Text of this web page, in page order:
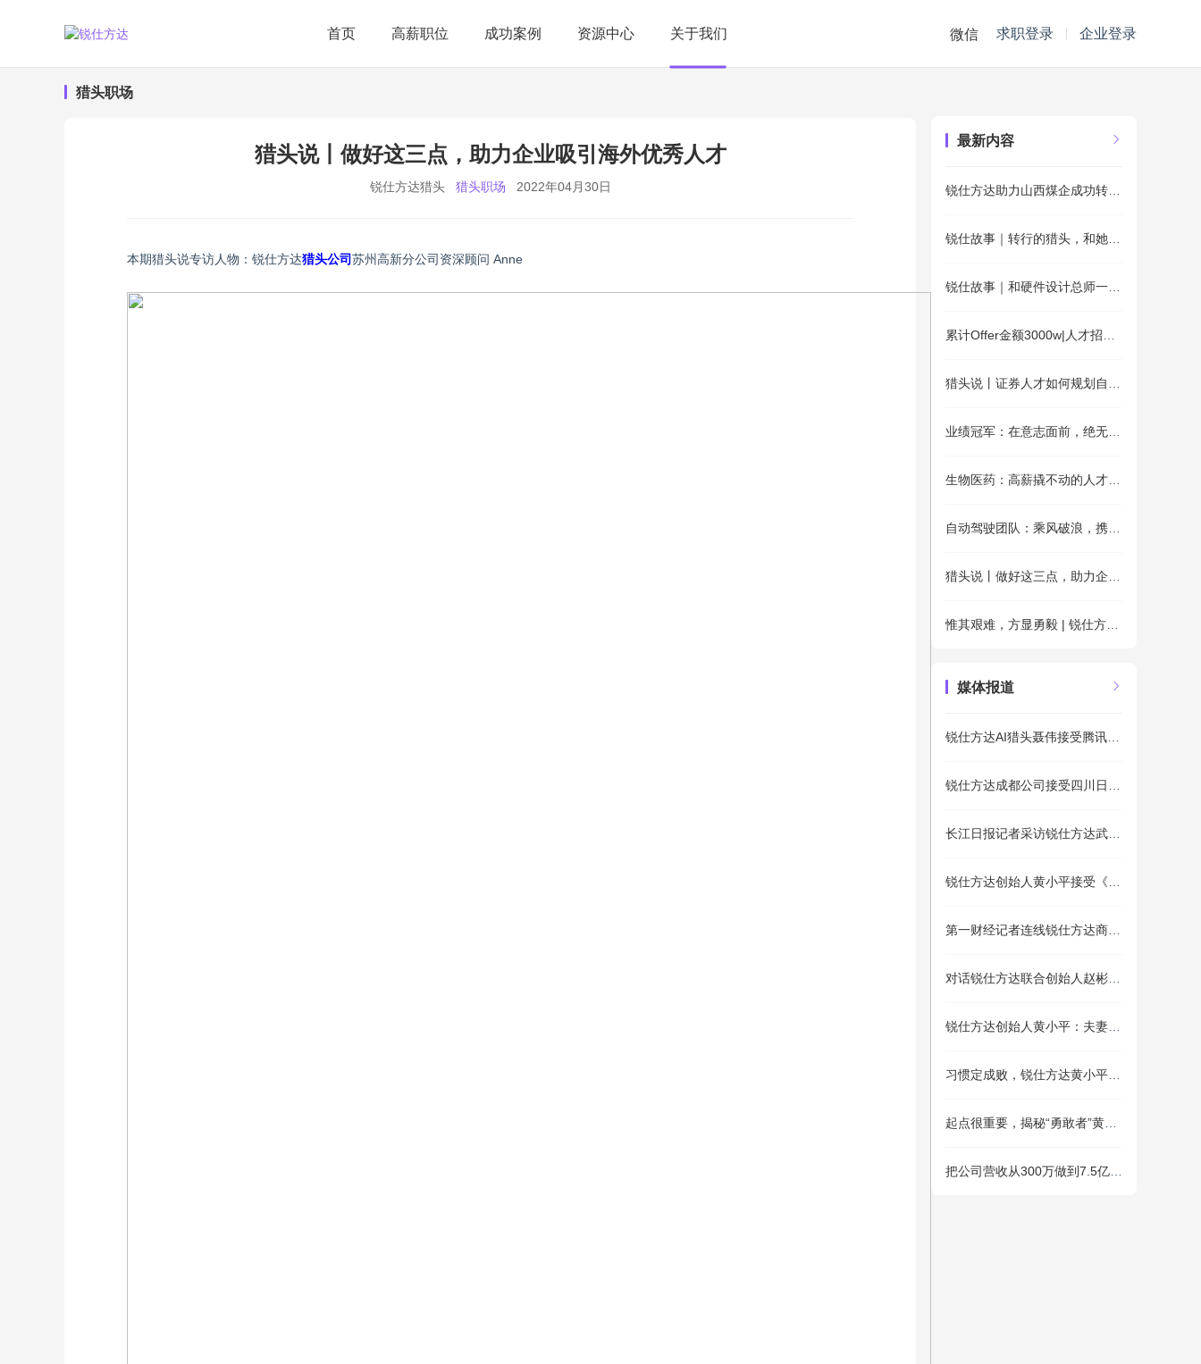
首页 高薪职位 成功案例 资源中心 关于我们 微信 求职登录 企业登录
猎头职场
猎头说丨做好这三点，助力企业吸引海外优秀人才
锐仕方达猎头 猎头职场 2022年04月30日
本期猎头说专访人物：锐仕方达猎头公司苏州高新分公司资深顾问 Anne
最新内容
媒体报道